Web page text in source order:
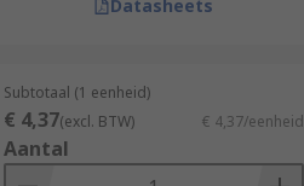
Datasheets
Subtotaal (1 eenheid)
€ 4,37(excl. BTW) € 4,37/eenheid
Aantal